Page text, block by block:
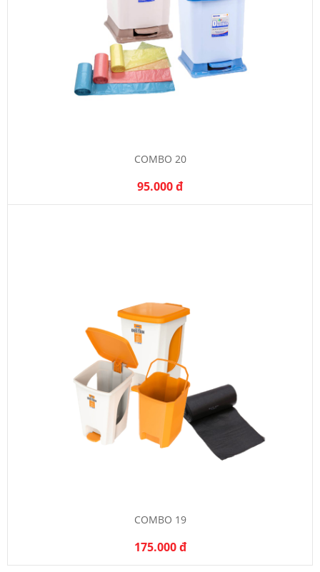
COMBO 20
95.000 đ
COMBO 19
175.000 đ